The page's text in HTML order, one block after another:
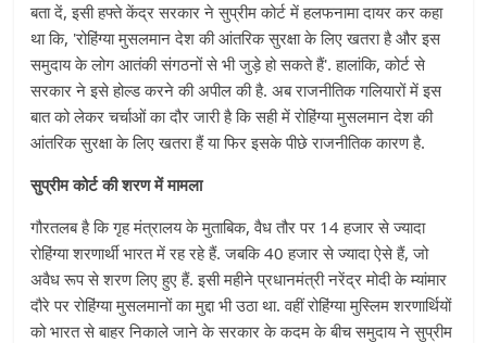
बता दें, इसी हफ्ते केंद्र सरकार ने सुप्रीम कोर्ट में हलफनामा दायर कर कहा
था कि, 'रोहिंग्या मुसलमान देश की आंतरिक सुरक्षा के लिए खतरा है और इस
समुदाय के लोग आतंकी संगठनों से भी जुड़े हो सकते हैं'. हालांकि, कोर्ट से
सरकार ने इसे होल्ड करने की अपील की है. अब राजनीतिक गलियारों में इस
बात को लेकर चर्चाओं का दौर जारी है कि सही में रोहिंग्या मुसलमान देश की
आंतरिक सुरक्षा के लिए खतरा हैं या फिर इसके पीछे राजनीतिक कारण है.
सुप्रीम कोर्ट की शरण में मामला
गौरतलब है कि गृह मंत्रालय के मुताबिक, वैध तौर पर 14 हजार से ज्यादा
रोहिंग्या शरणार्थी भारत में रह रहे हैं. जबकि 40 हजार से ज्यादा ऐसे हैं, जो
अवैध रूप से शरण लिए हुए हैं. इसी महीने प्रधानमंत्री नरेंद्र मोदी के म्यांमार
दौरे पर रोहिंग्या मुसलमानों का मुद्दा भी उठा था. वहीं रोहिंग्या मुस्लिम शरणार्थियों
को भारत से बाहर निकाले जाने के सरकार के कदम के बीच समुदाय ने सुप्रीम